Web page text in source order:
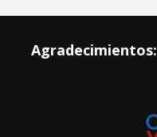
Agradecimientos: